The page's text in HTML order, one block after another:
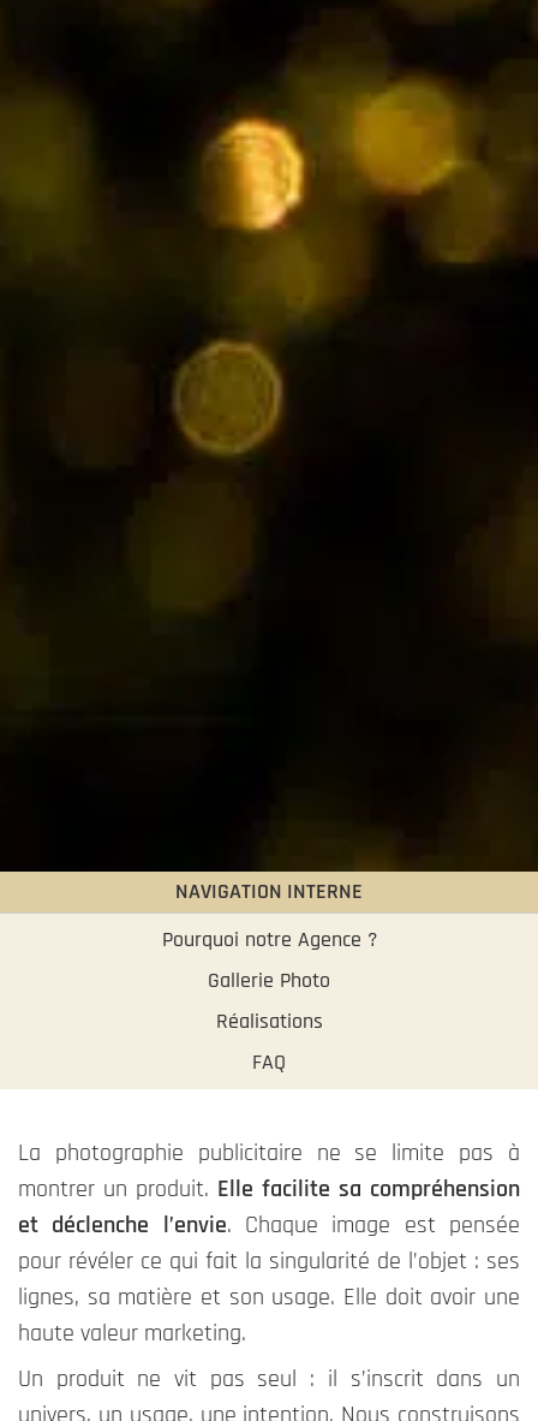
NAVIGATION INTERNE
Pourquoi notre Agence ?
Gallerie Photo
Réalisations
FAQ
La photographie publicitaire ne se limite pas à
montrer un produit. Elle facilite sa compréhension
et déclenche l’envie. Chaque image est pensée
pour révéler ce qui fait la singularité de l’objet : ses
lignes, sa matière et son usage. Elle doit avoir une
haute valeur marketing.
Un produit ne vit pas seul : il s’inscrit dans un
univers, un usage, une intention. Nous construisons